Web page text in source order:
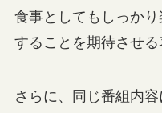
食事としてもしっか
することを期待させる
さらに、同じ番組内